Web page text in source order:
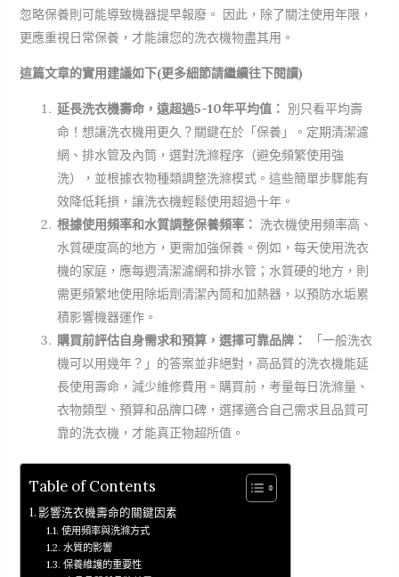
忽略保養則可能導致機器提早報廢。 因此，除了關注使用年限，
更應重視日常保養，才能讓您的洗衣機物盡其用。
這篇文章的實用建議如下(更多細節請繼續往下閱讀)
延長洗衣機壽命，遠超過5-10年平均值： 別只看平均壽
命！想讓洗衣機用更久？關鍵在於「保養」。定期清潔濾
網、排水管及內筒，選對洗滌程序（避免頻繁使用強
洗），並根據衣物種類調整洗滌模式。這些簡單步驟能有
效降低耗損，讓洗衣機輕鬆使用超過十年。
根據使用頻率和水質調整保養頻率： 洗衣機使用頻率高、
水質硬度高的地方，更需加強保養。例如，每天使用洗衣
機的家庭，應每週清潔濾網和排水管；水質硬的地方，則
需更頻繁地使用除垢劑清潔內筒和加熱器，以預防水垢累
積影響機器運作。
購買前評估自身需求和預算，選擇可靠品牌：
「一般洗衣
機可以用幾年？」的答案並非絕對，高品質的洗衣機能延
長使用壽命，減少維修費用。購買前，考量每日洗滌量、
衣物類型、預算和品牌口碑，選擇適合自己需求且品質可
靠的洗衣機，才能真正物超所值。
Table of Contents
影響洗衣機壽命的關鍵因素
使用頻率與洗滌方式
水質的影響
保養維護的重要性